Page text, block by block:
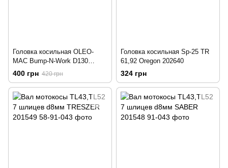
Головка косильная OLEO-
MAC Bump-N-Work D130
M8x1,25 199968
400 грн 420 грн
Головка косильная Sp-25 TR
61,92 Oregon 202640
324 грн